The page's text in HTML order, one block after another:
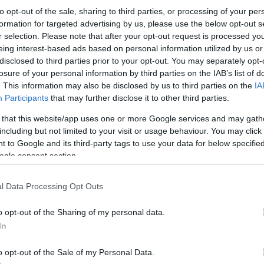
opt-out of the sale, sharing to third parties, or processing of your
for targeted advertising by us, please use the below opt-out
selection. Please note that after your opt-out request is processed
interest-based ads based on personal information utilized by us
to third parties prior to your opt-out. You may separately
of your personal information by third parties on the IAB’s list of
This information may also be disclosed by us to third parties on the
Participants that may further disclose it to other third parties.
that this website/app uses one or more Google services and may
but not limited to your visit or usage behaviour. You may
to Google and its third-party tags to use your data for below
consent section.
Data Processing Opt Outs
opt-out of the Sharing of my personal data.
opt-out of the Sale of my Personal Data.
milyen előadásokat láthattak a nézők ebben az
nyílt napnak, a Bérletek éjszakájának, az
amelynek szervezésében a színház is nagy
a sepsiszentgyörgyi teátrumot is.
országban, az Adáshibacímű komédia bekerült a
is részt vesz a Petőfi Színház, mégpedig a
piknikcímű produkció a Szarejevói
Városmajori Színházi Szemlén még idén az
magát a teátrum.
a már elkészült és a következő évadban a
című produkció. Utóbbi előadást az
alkalmából tűzi műsorára a színház a következő
a
jegyében. Az Adáshiba pedig Tihanyban lesz